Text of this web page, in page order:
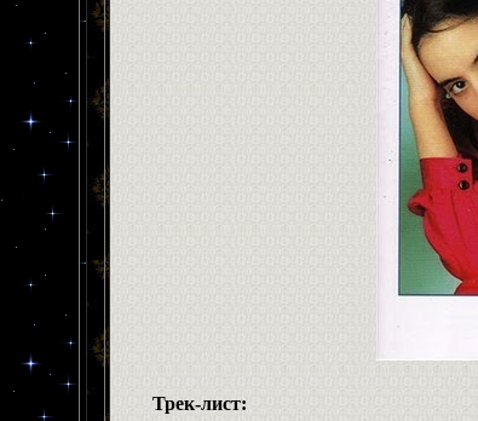
Трек-лист: